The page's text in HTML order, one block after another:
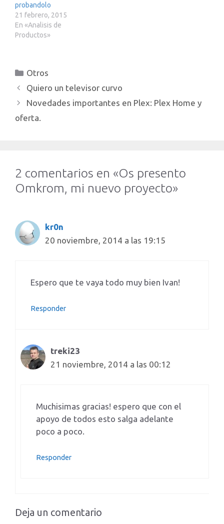
probandolo
21 febrero, 2015
En «Analisis de
Productos»
Categorías
Otros
Quiero un televisor curvo
Novedades importantes en Plex: Plex Home y
oferta.
2 comentarios en «Os presento
Omkrom, mi nuevo proyecto»
kr0n
20 noviembre, 2014 a las 19:15
Espero que te vaya todo muy bien Ivan!
Responder
treki23
21 noviembre, 2014 a las 00:12
Muchisimas gracias! espero que con el
apoyo de todos esto salga adelante
poco a poco.
Responder
Deja un comentario